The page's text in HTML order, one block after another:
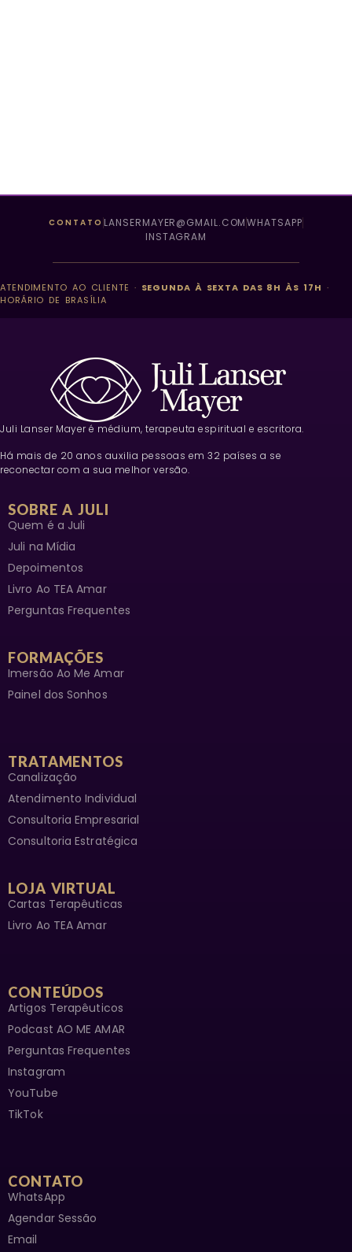
CONTATO LANSERMAYER@GMAIL.COMWHATSAPP
INSTAGRAM
ATENDIMENTO AO CLIENTE · SEGUNDA À SEXTA DAS 8H ÀS 17H ·
HORÁRIO DE BRASÍLIA
Juli Lanser Mayer é médium, terapeuta espiritual e escritora.
Há mais de 20 anos auxilia pessoas em 32 países a se
reconectar com a sua melhor versão.
SOBRE A JULI
Quem é a Juli
Juli na Mídia
Depoimentos
Livro Ao TEA Amar
Perguntas Frequentes
FORMAÇÕES
Imersão Ao Me Amar
Painel dos Sonhos
TRATAMENTOS
Canalização
Atendimento Individual
Consultoria Empresarial
Consultoria Estratégica
LOJA VIRTUAL
Cartas Terapêuticas
Livro Ao TEA Amar
CONTEÚDOS
Artigos Terapêuticos
Podcast AO ME AMAR
Perguntas Frequentes
Instagram
YouTube
TikTok
CONTATO
WhatsApp
Agendar Sessão
Email